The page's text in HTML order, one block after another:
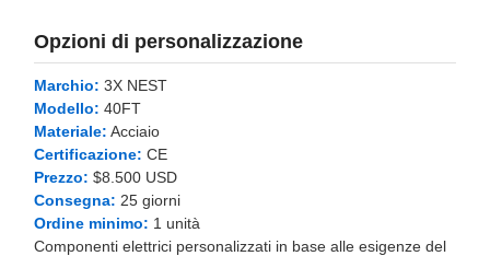
Opzioni di personalizzazione
Marchio: 3X NEST
Modello: 40FT
Materiale: Acciaio
Certificazione: CE
Prezzo: $8.500 USD
Consegna: 25 giorni
Ordine minimo: 1 unità
Componenti elettrici personalizzati in base alle esigenze del